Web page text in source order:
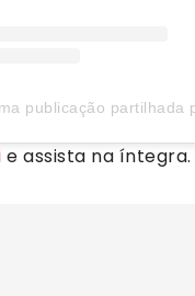
publicação partilhada
e assista na íntegra.